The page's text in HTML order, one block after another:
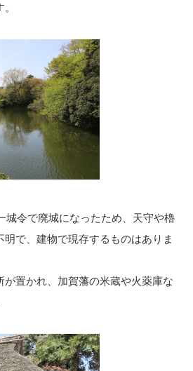
城令で廃城になったため、天守や櫓
で、建物で現存するものはありま
が置かれ、加賀藩の米蔵や火薬庫な